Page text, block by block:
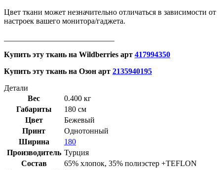
Цвет ткани может незначительно отличаться в зависимости от
настроек вашего монитора/гаджета.
Купить эту ткань на Wildberries арт 417994350
Купить эту ткань на Озон арт 2135940195
Детали
Вес
0.400 кг
Габариты
180 см
Цвет
Бежевый
Принт
Однотонный
Ширина
180
Производитель Турция
Состав
65% хлопок, 35% полиэстер +TEFLON